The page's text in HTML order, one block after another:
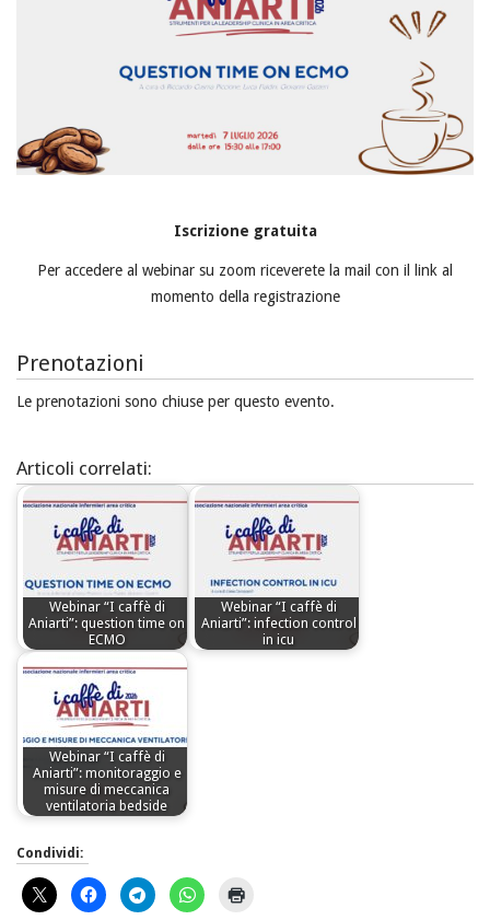
Iscrizione gratuita
Per accedere al webinar su zoom riceverete la mail con il link al
momento della registrazione
Prenotazioni
Le prenotazioni sono chiuse per questo evento.
Articoli correlati:
Webinar “I caffè di
Aniarti”: question time on
ECMO
Webinar “I caffè di
Aniarti”: infection control
in icu
Webinar “I caffè di
Aniarti”: monitoraggio e
misure di meccanica
ventilatoria bedside
Condividi: